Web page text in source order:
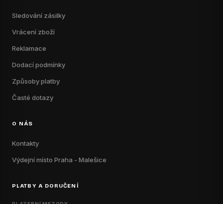
Sledování zásilky
Vrácení zboží
Reklamace
Dodací podmínky
Způsoby platby
Časté dotazy
O NÁS
Kontakty
Výdejní místo Praha - Malešice
PLATBY A DORUČENÍ